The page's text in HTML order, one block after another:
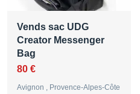
Vends sac UDG
Creator Messenger
Bag
80 €
Avignon , Provence-Alpes-Côte